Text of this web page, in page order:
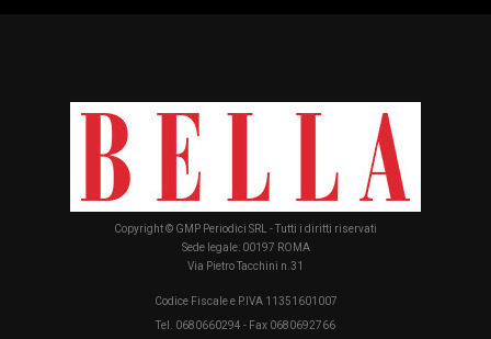
Copyright © GMP Periodici SRL - Tutti i diritti riservati
Sede legale: 00197 ROMA
Via Pietro Tacchini n.31
Codice Fiscale e P.IVA 11351601007
Tel. 0680660294 - Fax 0680692766